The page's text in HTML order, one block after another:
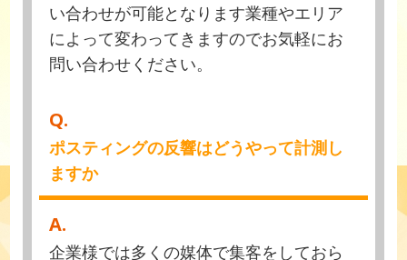
い合わせが可能となります業種やエリア
によって変わってきますのでお気軽にお
問い合わせください。
Q.
ポスティングの反響はどうやって計測し
ますか
A.
企業様では多くの媒体で集客をしておら